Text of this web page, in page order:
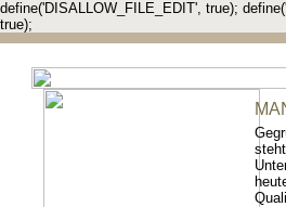
define('DISALLOW_FILE_EDIT', true);
true);